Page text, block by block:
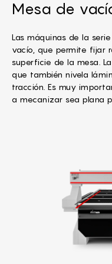
Mesa de
Las máquinas de la
vacío, que permite fijar
superficie de la mesa.
que también nivela
tracción. Es muy
a mecanizar sea plana